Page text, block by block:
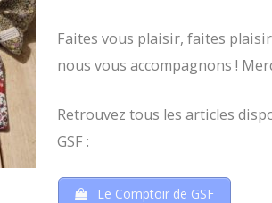
Faites vous plaisir, faites
nous vous accompagnons !
Retrouvez tous les articles
GSF :
Le Comptoir de GSF